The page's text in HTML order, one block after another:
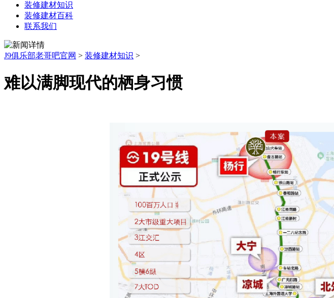
装修建材知识
装修建材百科
联系我们
J9俱乐部老哥吧官网 > 装修建材知识 >
难以满脚现代的栖身习惯